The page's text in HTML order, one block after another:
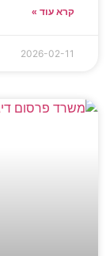
קרא עוד »
2026-02-11